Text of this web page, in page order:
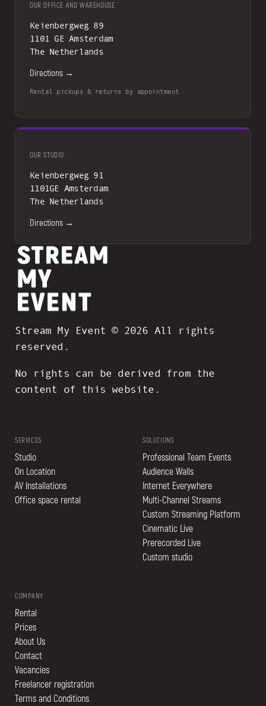
OUR OFFICE AND WAREHOUSE
Keienbergweg 89
1101 GE Amsterdam
The Netherlands
Directions →
Rental pickups & returns by appointment
OUR STUDIO
Keienbergweg 91
1101GE Amsterdam
The Netherlands
Directions →
Stream My Event © 2026 All rights
reserved.
No rights can be derived from the
content of this website.
SERVICES
Studio
On Location
AV Installations
Office space rental
SOLUTIONS
Professional Team Events
Audience Walls
Internet Everywhere
Multi-Channel Streams
Custom Streaming Platform
Cinematic Live
Prerecorded Live
Custom studio
COMPANY
Rental
Prices
About Us
Contact
Vacancies
Freelancer registration
Terms and Conditions